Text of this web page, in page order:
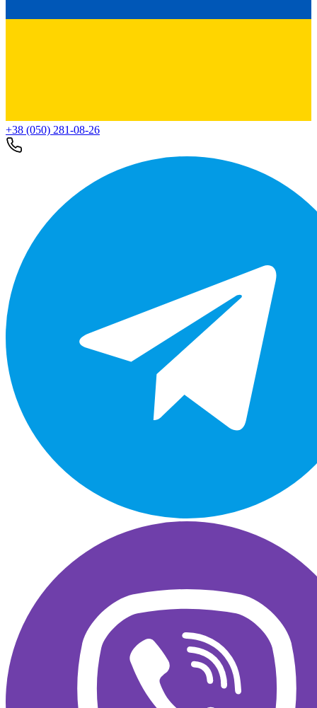
+38 (050) 281-08-26